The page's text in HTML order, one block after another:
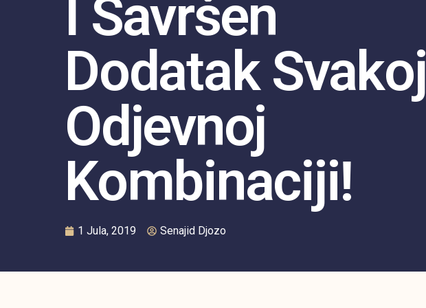
I Savršen
Dodatak Svakoj
Odjevnoj
Kombinaciji!
1 Jula, 2019 Senajid Djozo